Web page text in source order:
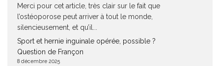
Merci pour cet article, très clair sur le fait que
l’ostéoporose peut arriver à tout le monde,
silencieusement, et qu’il...
Sport et hernie inguinale opérée, possible ?
Question de Françon
8 décembre 2025